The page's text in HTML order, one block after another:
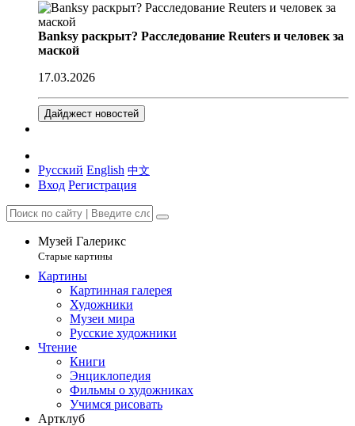
Banksy раскрыт? Расследование Reuters и человек за
маской
17.03.2026
Дайджест новостей
Русский English 中文
Вход Регистрация
Музей Галерикс
Старые картины
Картины
Картинная галерея
Художники
Музеи мира
Русские художники
Чтение
Книги
Энциклопедия
Фильмы о художниках
Учимся рисовать
Артклуб